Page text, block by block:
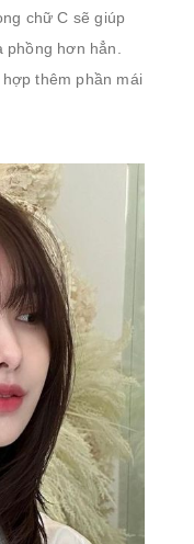
chữ C sẽ giúp
hơn hẳn.
thêm phần mái